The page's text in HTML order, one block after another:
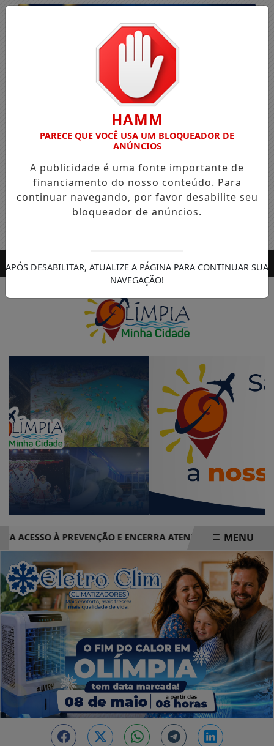
Entrar
À PREVENÇÃO E ENCERRA ATENDIMENTOS COM
EM ALTA
MENU
HAMM
PARECE QUE VOCÊ USA UM BLOQUEADOR DE
ANÚNCIOS
A publicidade é uma fonte importante de
financiamento do nosso conteúdo. Para
continuar navegando, por favor desabilite seu
bloqueador de anúncios.
APÓS DESABILITAR, ATUALIZE A PÁGINA PARA CONTINUAR SUA
NAVEGAÇÃO!